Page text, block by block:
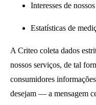
Interesses de
Estatísticas de
A Criteo coleta dados
nossos serviços, de tal
consumidores
desejam — a mensagem